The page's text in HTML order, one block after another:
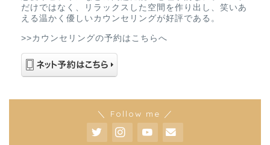
だけではなく、リラックスした空間を作り出し、笑いあ
える温かく優しいカウンセリングが好評である。
>>カウンセリングの予約はこちらへ
＼ Follow me ／